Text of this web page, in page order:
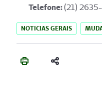
Telefone:(21)
NOTICIAS GERAIS